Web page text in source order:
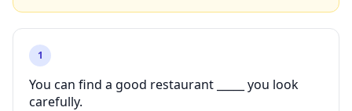
1
You can find a good restaurant _____ you look
carefully.